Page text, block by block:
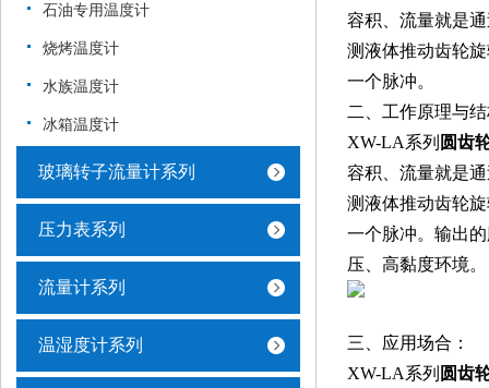
石油专用温度计
烧烤温度计
水族温度计
冰箱温度计
玻璃转子流量计系列
压力表系列
流量计系列
温湿度计系列
容积、流量就是
测液体推动齿轮
一个脉冲。
二、工作原理与
XW-LA系列 圆齿
容积、流量就是
测液体推动齿轮
一个脉冲。输出
压、高黏度环境。
三、应用场合：
XW-LA系列 圆齿